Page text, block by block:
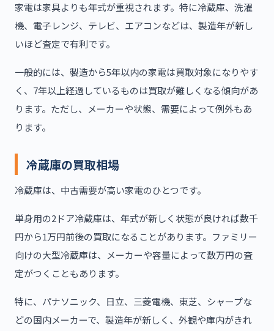
家電は家具よりも年式が重視されます。特に冷蔵庫、洗濯
機、電子レンジ、テレビ、エアコンなどは、製造年が新し
いほど査定で有利です。
一般的には、製造から5年以内の家電は買取対象になりやす
く、7年以上経過しているものは買取が難しくなる傾向があ
ります。ただし、メーカーや状態、需要によって例外もあ
ります。
冷蔵庫の買取相場
冷蔵庫は、中古需要が高い家電のひとつです。
単身用の2ドア冷蔵庫は、年式が新しく状態が良ければ数千
円から1万円前後の買取になることがあります。ファミリー
向けの大型冷蔵庫は、メーカーや容量によって数万円の査
定がつくこともあります。
特に、パナソニック、日立、三菱電機、東芝、シャープな
どの国内メーカーで、製造年が新しく、外観や庫内がきれ